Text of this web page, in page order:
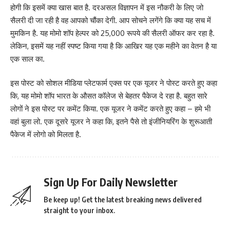
होगी कि इसमें क्या खास बात है. दरअसल विज्ञापन में इस नौकरी के लिए जो
सैलरी दी जा रही है वह आपको चौंका देगी. आप सोचने लगेंगे कि क्या यह सच में
मुमकिन है. यह मोमो शॉप हेल्पर को 25,000 रूपये की सैलरी ऑफर कर रहा है.
लेकिन, इसमें यह नहीं स्पष्ट किया गया है कि आखिर यह एक महीने का वेतन है या
एक साल का.
इस पोस्ट को सोशल मीडिया प्लेटफार्म एक्स पर एक यूजर ने पोस्ट करते हुए कहा
कि, यह मोमो शॉप भारत के औसत कॉलेज से बेहतर पैकेज दे रहा है. बहुत सारे
लोगों ने इस पोस्ट पर कमेंट किया. एक यूजर ने कमेंट करते हुए कहा – हमे भी
वहां बुला लो. एक दूसरे यूजर ने कहा कि, इतने पैसे तो इंजीनियरिंग के शुरूआती
पैकेज में लोगो को मिलता है.
Sign Up For Daily Newsletter
Be keep up! Get the latest breaking news delivered
straight to your inbox.